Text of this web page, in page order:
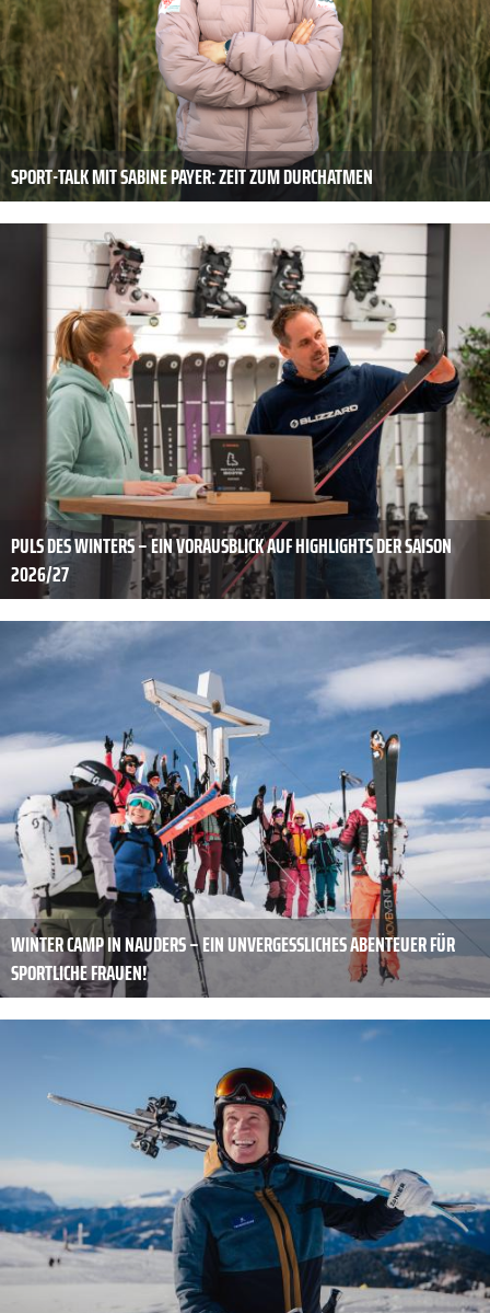
SPORT-TALK MIT SABINE PAYER: ZEIT ZUM DURCHATMEN
PULS DES WINTERS – EIN VORAUSBLICK AUF HIGHLIGHTS DER SAISON
2026/27
WINTER CAMP IN NAUDERS – EIN UNVERGESSLICHES ABENTEUER FÜR
SPORTLICHE FRAUEN!